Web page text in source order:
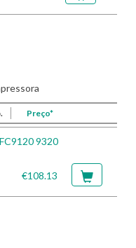
Preço*
9320
€108.13